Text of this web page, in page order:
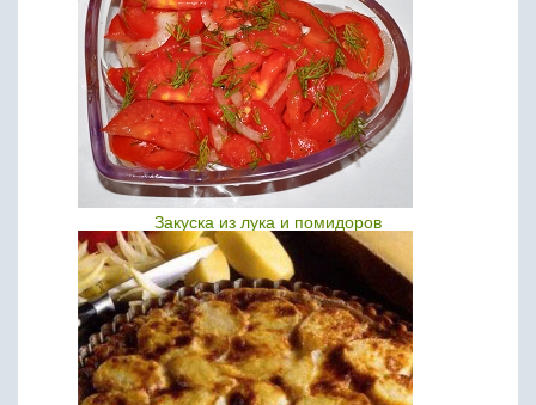
Закуска из лука и помидоров